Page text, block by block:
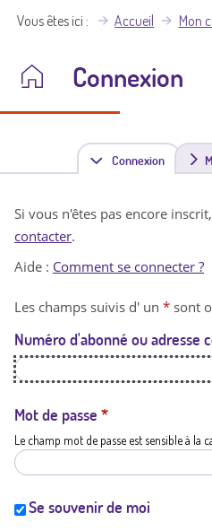
Vous êtes ici Accueil Mon
Connexion
Connexion(
n
t
a
t
i
Si vous n'êtes pas encore
contacter.
Aide : Comment se connecter ?
Les champs suivis d' un * sont
Numéro d'abonné ou adresse
Mot de passe *
Le champ mot de passe est sensible à la
Se souvenir de moi